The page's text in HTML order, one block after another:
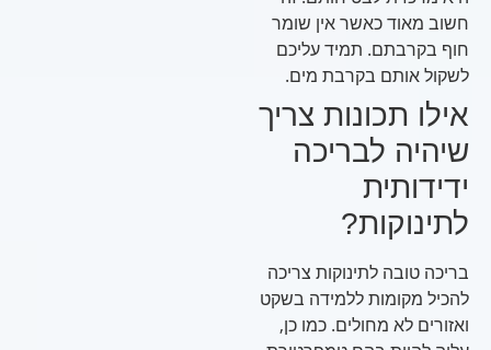
חשוב מאוד כאשר אין שומר
חוף בקרבתם. תמיד עליכם
לשקול אותם בקרבת מים.
אילו תכונות צריך
שיהיה לבריכה
ידידותית
לתינוקות?
בריכה טובה לתינוקות צריכה
להכיל מקומות ללמידה בשקט
ואזורים לא מחולים. כמו כן,